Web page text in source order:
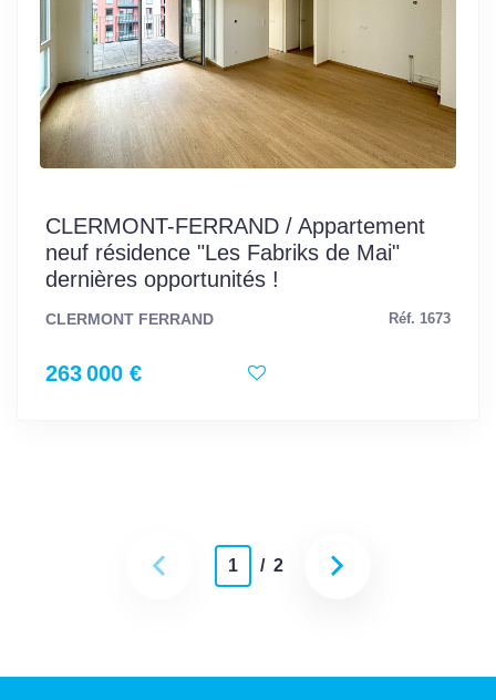
CLERMONT-FERRAND / Appartement
neuf résidence "Les Fabriks de Mai"
dernières opportunités !
CLERMONT FERRAND Réf. 1673
263 000 €
1 / 2